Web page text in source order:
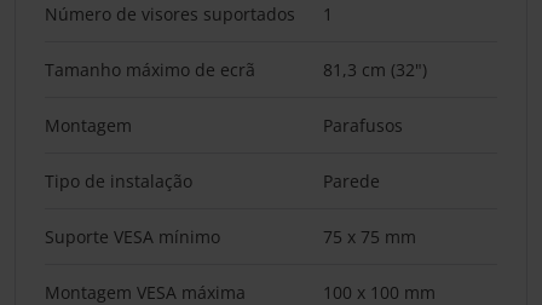
Número de visores suportados 1
Tamanho máximo de ecrã 81,3 cm (32")
Montagem Parafusos
Tipo de instalação Parede
Suporte VESA mínimo 75 x 75 mm
Montagem VESA máxima 100 x 100 mm